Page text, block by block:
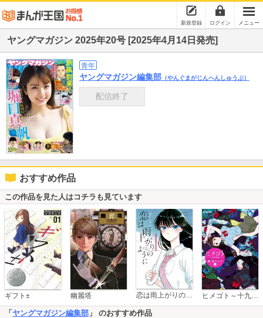
新規登録 ログイン メニュー
ヤングマガジン 2025年20号 [2025年4月14日発売]
青年
ヤングマガジン編集部 （やんぐまがじんへんしゅうぶ）
配信終了
おすすめ作品
この作品を見た人はコチラも見ています
ギフト± 幽麗塔 恋は雨上がりのように
「ヤングマガジン編集部 」 のおすすめ作品